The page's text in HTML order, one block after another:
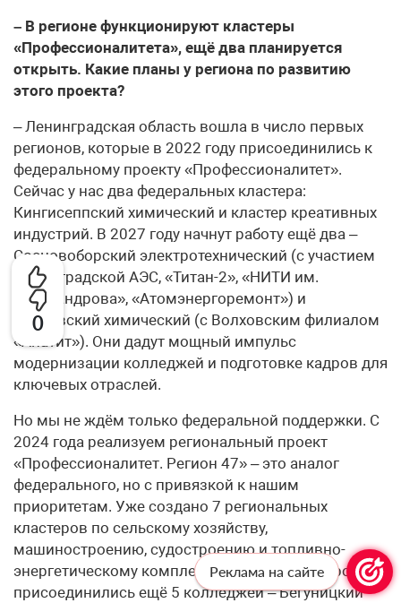
0
– В регионе функционируют кластеры
«Профессионалитета», ещё два планируется
открыть. Какие планы у региона по развитию
этого проекта?
– Ленинградская область вошла в число первых
регионов, которые в 2022 году присоединились к
федеральному проекту «Профессионалитет».
Сейчас у нас два федеральных кластера:
Кингисеппский химический и кластер креативных
индустрий. В 2027 году начнут работу ещё два –
Сосновоборский электротехнический (с участием
Ленинградской АЭС, «Титан-2», «НИТИ им.
Александрова», «Атомэнергоремонт») и
Волховский химический (с Волховским филиалом
«Апатит»). Они дадут мощный импульс
модернизации колледжей и подготовке кадров для
ключевых отраслей.
Но мы не ждём только федеральной поддержки. С
2024 года реализуем региональный проект
«Профессионалитет. Регион 47» – это аналог
федерального, но с привязкой к нашим
приоритетам. Уже создано 7 региональных
кластеров по сельскому хозяйству,
машиностроению, судостроению и топливно-
энергетическому комплексу. В 2026 году к проекту
присоединились ещё 5 колледжей – Бегуницкий
Реклама на сайте